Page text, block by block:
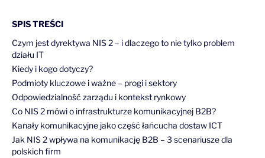
SPIS TREŚCI
Czym jest dyrektywa NIS 2 – i dlaczego to nie tylko problem
działu IT
Kiedy i kogo dotyczy?
Podmioty kluczowe i ważne – progi i sektory
Odpowiedzialność zarządu i kontekst rynkowy
Co NIS 2 mówi o infrastrukturze komunikacyjnej B2B?
Kanały komunikacyjne jako część łańcucha dostaw ICT
Jak NIS 2 wpływa na komunikację B2B – 3 scenariusze dla
polskich firm